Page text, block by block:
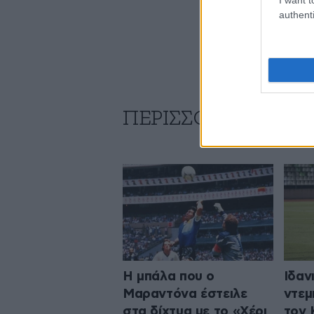
ΠΕΡΙΣΣΟΤΕΡΑ ΑΠΟ
Η μπάλα που ο
Μαραντόνα έστειλε